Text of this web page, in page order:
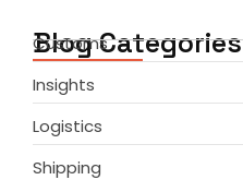
Blog Categories
Customs
Insights
Logistics
Shipping